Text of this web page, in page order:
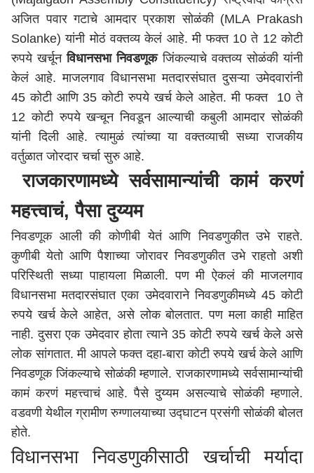
अजित पवार गटाचे आमदार प्रकाश सोळंकी (MLA Prakash
Solanke) यांनी मोठं वक्तव्य केलं आहे. मी फक्त 10 ते 12 कोटी
रुपये खर्चूनविधानसभा निवडणूकजिंकल्याचे वक्तव्य सोळंकी यांनी
केलं आहे. माजलगाव विधानसभा मतदारसंघात दुसऱ्या उमेदवारांनी
45 कोटी आणि 35 कोटी रुपये खर्च केले आहेत. मी फक्त 10 ते
12 कोटी रुपये खऱ्चून निवडून आल्याची कबुली आमदार सोळंकी
यांनी दिली आहे. त्यामुळं त्यांच्या या वक्तव्याची सध्या राजकीय
वर्तुळात जोरदार चर्चा सुरु आहे.
राजकारणामध्ये सर्वसामान्यांची कामं करणं
महत्त्वाचं, पैसा दुय्यम
निवडणूक आली की कोणीबी येतं आणि निवडणुकीत उभे राहते.
कुणीबी येतो आणि पैशाच्या जोरावर निवडणुकीत उभे राहतो अशी
परिस्थिती सध्या पाहायला मिळाली. पण मी ऐकलं की माजलगाव
विधानसभा मतदारसंघात एका उमेदवाराने निवडणुकीमध्ये 45 कोटी
रुपये खर्च केले आहेत, असे लोक बोलतात. पण मला काही माहित
नाही. दुसरा एक उमेदवार होता त्याने 35 कोटी रुपये खर्च केले असे
लोक सांगतात. मी आपले फक्त दहा-बारा कोटी रुपये खर्च केले आणि
निवडणूक जिंकल्याचे सोळंकी म्हणाले. राजकारणामध्ये सर्वसामान्यांची
कामं करणं महत्त्वाचं आहे. पैसे दुय्यम असल्याचे सोळंकी म्हणाले.
वडवणी येथील ग्रामीण रुग्णालयाच्या उद्घाटन प्रसंगी सोळंकी बोलत
होते.
विधानसभा निवडणुकीसाठी खर्चाची मर्यादा